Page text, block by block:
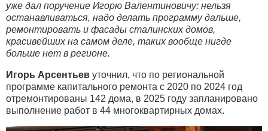
уже дал поручение Игорю Валентиновичу: нельзя
останавливаться, надо делать программу дальше,
ремонтировать и фасады сталинских домов,
красивейших на самом деле, таких вообще нигде
больше нет в регионе.
Игорь Арсентьев уточнил, что по региональной
программе капитального ремонта с 2020 по 2024 год
отремонтированы 142 дома, в 2025 году запланировано
выполнение работ в 44 многоквартирных домах.